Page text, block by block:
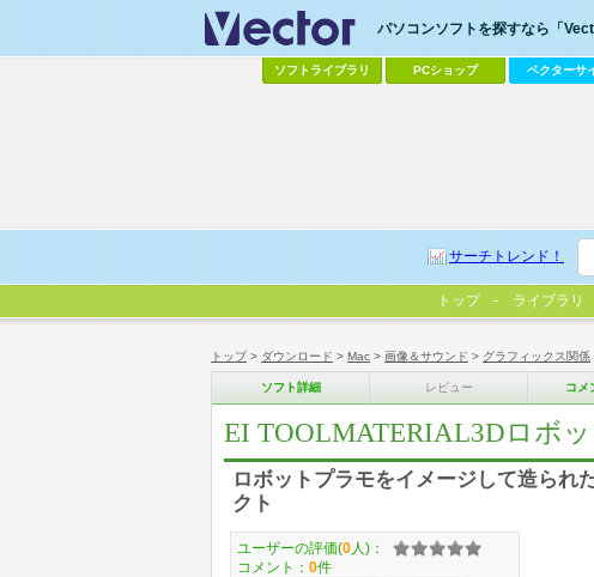
トップ> ダウンロード > Mac > 画像＆サウンド > グラフィックス関係
ソフト詳細 レビュー コメ
EI TOOLMATERIAL3Dロボ
ロボットプラモをイメージして造られ
クト
ユーザーの評価(0 人)：
コメント： 0件
パソコンソフトを探すなら「
ソフトライブラリ PCショップ ベクターサ
サーチトレンド！
トップ ライブラリ